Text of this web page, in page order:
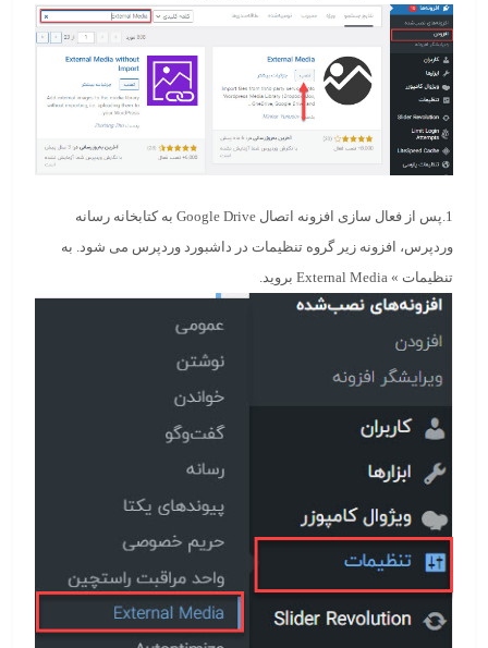
1.پس از فعال سازی افزونه اتصال Google Drive به کتابخانه رسانه
وردپرس، افزونه زیر گروه تنظیمات در داشبورد وردپرس می شود. به
تنظیمات » External Media
بروید.